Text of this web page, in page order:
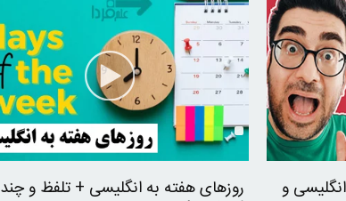
و روزهای هفته به انگلیسی + تلفظ و چند